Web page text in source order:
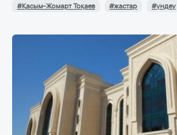
#Қасым-Жомарт Тоқаев #жастар #үндеу